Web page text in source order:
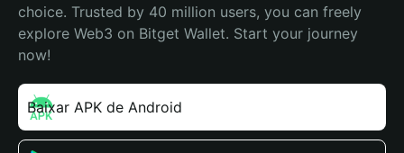
choice. Trusted by 40 million users, you can freely
explore Web3 on Bitget Wallet. Start your journey
now!
Baixar APK de Android